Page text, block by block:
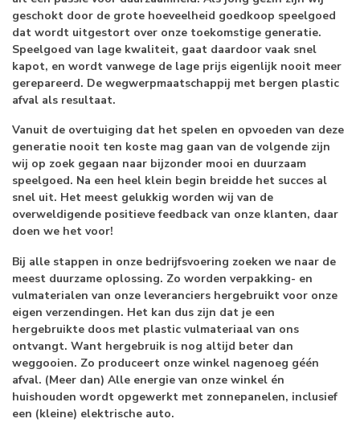
geschokt door de grote hoeveelheid goedkoop speelgoed
dat wordt uitgestort over onze toekomstige generatie.
Speelgoed van lage kwaliteit, gaat daardoor vaak snel
kapot, en wordt vanwege de lage prijs eigenlijk nooit meer
gerepareerd. De wegwerpmaatschappij met bergen plastic
afval als resultaat.
Vanuit de overtuiging dat het spelen en opvoeden van deze
generatie nooit ten koste mag gaan van de volgende zijn
wij op zoek gegaan naar bijzonder mooi en duurzaam
speelgoed. Na een heel klein begin breidde het succes al
snel uit. Het meest gelukkig worden wij van de
overweldigende positieve feedback van onze klanten, daar
doen we het voor!
Bij alle stappen in onze bedrijfsvoering zoeken we naar de
meest duurzame oplossing. Zo worden verpakking- en
vulmaterialen van onze leveranciers hergebruikt voor onze
eigen verzendingen. Het kan dus zijn dat je een
hergebruikte doos met plastic vulmateriaal van ons
ontvangt. Want hergebruik is nog altijd beter dan
weggooien. Zo produceert onze winkel nagenoeg géén
afval. (Meer dan) Alle energie van onze winkel én
huishouden wordt opgewerkt met zonnepanelen, inclusief
een (kleine) elektrische auto.